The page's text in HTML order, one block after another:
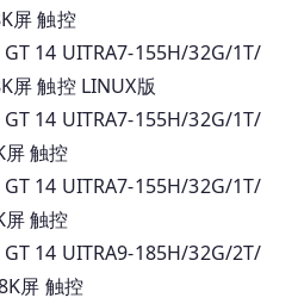
触控
14 UITRA7-155H/32G/1T/
触控 LINUX版
14 UITRA7-155H/32G/1T/
触控
14 UITRA7-155H/32G/1T/
触控
14 UITRA9-185H/32G/2T/
触控